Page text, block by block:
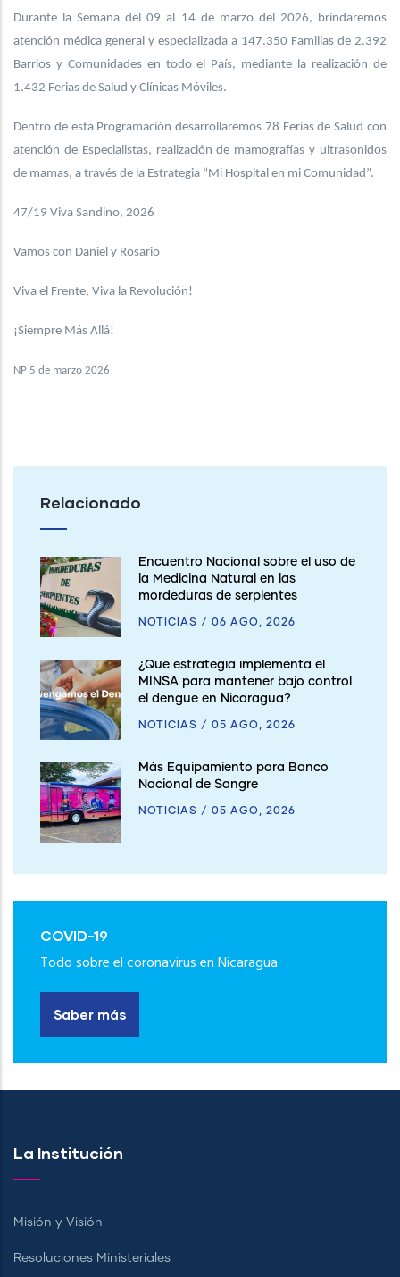
Durante la Semana del 09 al 14 de marzo del 2026, brindaremos
atención médica general y especializada a 147.350 Familias de 2.392
Barrios y Comunidades en todo el País, mediante la realización de
1.432 Ferias de Salud y Clínicas Móviles.
Dentro de esta Programación desarrollaremos 78 Ferias de Salud con
atención de Especialistas, realización de mamografías y ultrasonidos
de mamas, a través de la Estrategia “Mi Hospital en mi Comunidad”.
47/19 Viva Sandino, 2026
Vamos con Daniel y Rosario
Viva el Frente, Viva la Revolución!
¡Siempre Más Allá!
NP 5 de marzo 2026
Relacionado
Encuentro Nacional sobre el uso de
la Medicina Natural en las
mordeduras de serpientes
NOTICIAS / 06 AGO, 2026
¿Qué estrategia implementa el
MINSA para mantener bajo control
el dengue en Nicaragua?
NOTICIAS / 05 AGO, 2026
Más Equipamiento para Banco
Nacional de Sangre
NOTICIAS / 05 AGO, 2026
COVID-19
Todo sobre el coronavirus en Nicaragua
Saber más
La Institución
Misión y Visión
Resoluciones Ministeriales